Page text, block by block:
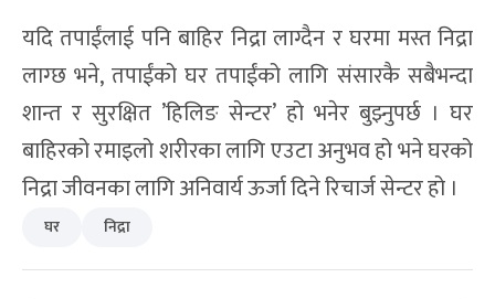
यदि तपाईंलाई पनि बाहिर निद्रा लाग्दैन र घरमा मस्त निद्रा
लाग्छ भने, तपाईंको घर तपाईंको लागि संसारकै सबैभन्दा
शान्त र सुरक्षित ’हिलिङ सेन्टर’ हो भनेर बुझ्नुपर्छ । घर
बाहिरको रमाइलो शरीरका लागि एउटा अनुभव हो भने घरको
निद्रा जीवनका लागि अनिवार्य ऊर्जा दिने रिचार्ज सेन्टर हो ।
घर निद्रा